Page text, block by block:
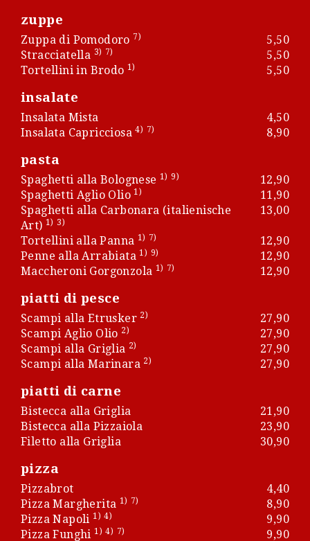
zuppe
Zuppa di Pomodoro 7)
5,50
Stracciatella 3) 7)
5,50
Tortellini in Brodo 1) 5,50
insalate
Insalata Mista
4,50
Insalata Capricciosa4) 7) 8,90
pasta
Spaghetti alla Bolognese 1) 9)
12,90
Spaghetti Aglio Olio 1)
11,90
Spaghetti alla Carbonara (italienische
Art) 1) 3)
13,00
Tortellini alla Panna 1) 7)
12,90
Penne alla Arrabiata 1) 9)
12,90
Maccheroni Gorgonzola 1) 7) 12,90
piatti di pesce
Scampi alla Etrusker 2)
27,90
Scampi Aglio Olio 2)
27,90
Scampi alla Griglia 2)
27,90
Scampi alla Marinara 2) 27,90
piatti di carne
Bistecca alla Griglia
21,90
Bistecca alla Pizzaiola
23,90
Filetto alla Griglia
30,90
pizza
Pizzabrot
4,40
Pizza Margherita 1) 7)
8,90
Pizza Napoli 1) 4)
9,90
Pizza Funghi 1) 4) 7) 9,90